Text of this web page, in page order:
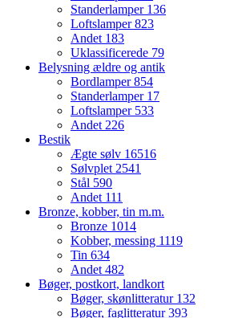
Standerlamper 136
Loftslamper823
Andet 183
Uklassificerede 79
Belysning ældre og antik
Bordlamper854
Standerlamper 17
Loftslamper 533
Andet 226
Bestik
Ægte sølv 16516
Sølvplet 2541
Stål 590
Andet 111
Bronze, kobber, tin m.m.
Bronze 1014
Kobber, messing 1119
Tin 634
Andet 482
Bøger, postkort, landkort
Bøger, skønlitteratur 132
Bøger, faglitteratur393